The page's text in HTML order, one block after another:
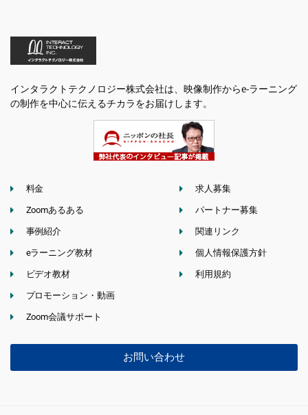
インタラクトテクノロジー株式会社は、映像制作からe-ラーニング
の制作を中心に伝えるチカラをお届けします。
料金
Zoomあるある
事例紹介
eラーニング教材
ビデオ教材
プロモーション・動画
Zoom会議サポート
求人募集
パートナー募集
関連リンク
個人情報保護方針
利用規約
お問い合わせ